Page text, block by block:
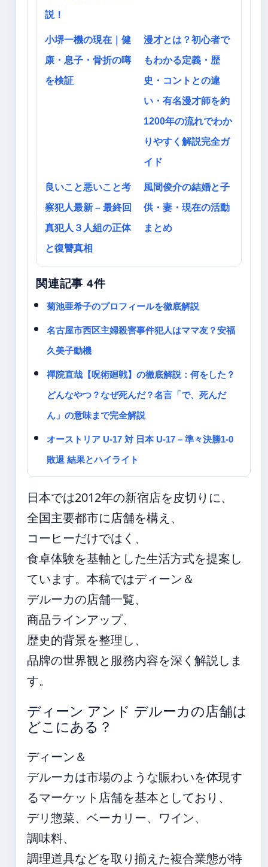
説！
小堺一機の現在｜健
康・息子・骨折の噂
を検証
漫才とは？初心者で
もわかる定義・歴
史・コントとの違
い・有名漫才師を約
1200年の流れでわか
りやすく解説完全ガ
イド
良いこと悪いこと考
察犯人最新 – 最終回
真犯人３人組の正体
と復讐真相
風間俊介の結婚と子
供・妻・現在の活動
まとめ
関連記事 4件
菊池亜希子のプロフィールを徹底解説
名古屋市西区主婦殺害事件犯人はママ友？安福
久美子動機
禪院直哉【呪術廻戦】の徹底解説：何をした？
どんなやつ？なぜ死んだ？名言「で、死んだ
ん」の意味まで完全解説
オーストリア U-17 対 日本 U-17 – 準々決勝1-0
敗退 結果とハイライト
日本では2012年の新宿店を皮切りに、
全国主要都市に店舗を構え、
コーヒーだけではく、
食卓体験を基軸とした生活方式を提案し
ています。本稿ではディーン＆
デルーカの店舗一覧、
商品ラインアップ、
歴史的背景を整理し、
品牌の世界観と服務内容を深く解説しま
す。
ディーン アンド デルーカの店舗は
どこにある？
ディーン＆
デルーカは市場のような賑わいを体現す
るマーケット店舗を基本としており、
デリ惣菜、ベーカリー、ワイン、
調味料、
調理道具などを取り揃えた複合業態が特